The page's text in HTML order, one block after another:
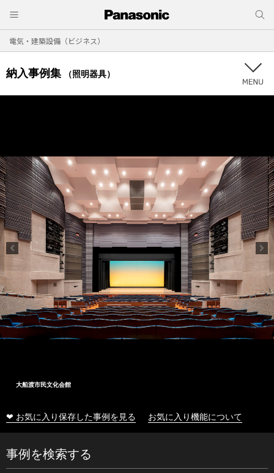
電気・建築設備（ビジネス）
納入事例集 （照明器具）
大船渡市民文化会館
❤ お気に入り保存した事例を見る お気に入り機能について
事例を検索する